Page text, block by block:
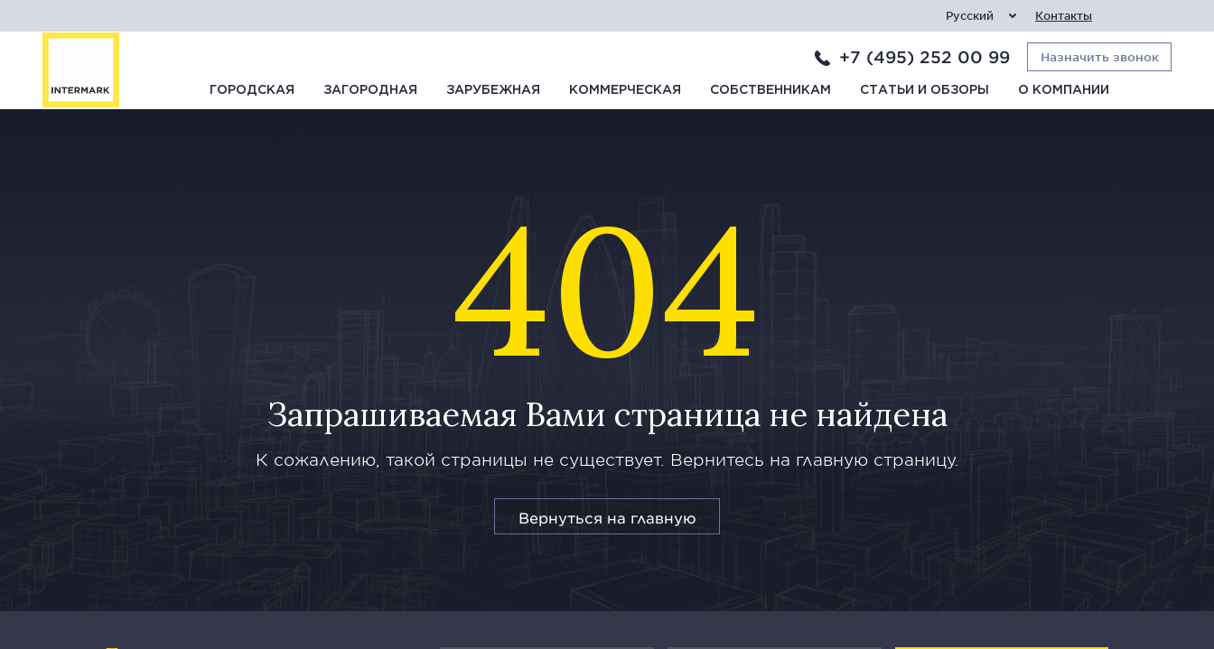
Русский Контакты
+7 (495) 252 00 99 Назначить звонок
ГОРОДСКАЯ ЗАГОРОДНАЯ ЗАРУБЕЖНАЯ КОММЕРЧЕСКАЯ СОБСТВЕННИКАМ СТАТЬИ И ОБЗОРЫ О КОМПАНИИ
404
Запрашиваемая Вами страница не найдена
К сожалению, такой страницы не существует. Вернитесь на главную страницу.
Вернуться на главную